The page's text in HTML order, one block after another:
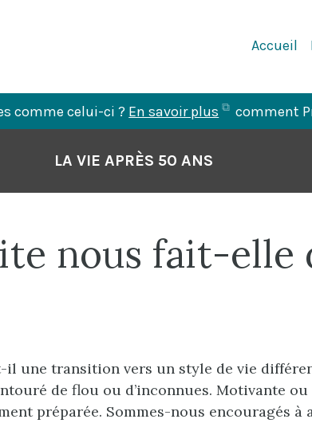
Navigation
Accueil
comme celui-ci ? En savoir plus
(ouvre
dans
onglet)
comment
LA VIE APRÈS 50 ANS
nous fait-elle
une transition vers un style de vie
de flou ou d’inconnues. Motivante ou
préparée. Sommes-nous encouragés à